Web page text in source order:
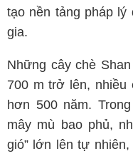
tạo nền tảng pháp
gia.
Những cây chè
700 m trở lên, nhiều
hơn 500 năm.
mây mù bao phủ,
gió” lớn lên tự